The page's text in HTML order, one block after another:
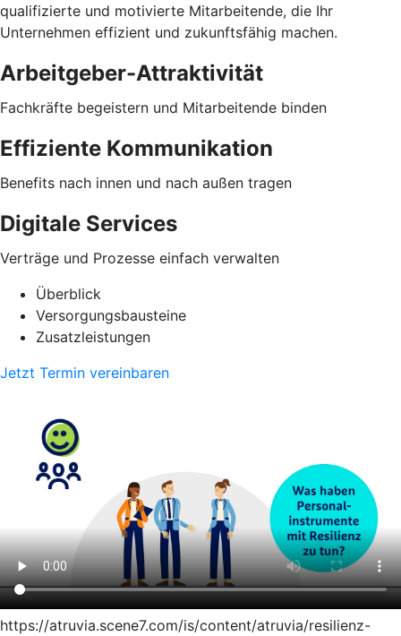
qualifizierte und motivierte Mitarbeitende, die Ihr
Unternehmen effizient und zukunftsfähig machen.
Arbeitgeber-Attraktivität
Fachkräfte begeistern und Mitarbeitende binden
Effiziente Kommunikation
Benefits nach innen und nach außen tragen
Digitale Services
Verträge und Prozesse einfach verwalten
Überblick
Versorgungsbausteine
Zusatzleistungen
Jetzt Termin vereinbaren
https://atruvia.scene7.com/is/content/atruvia/resilienz-